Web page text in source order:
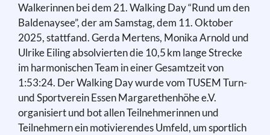
Walkerinnen bei dem 21. Walking Day “Rund um den
Baldenaysee”, der am Samstag, dem 11. Oktober
2025, stattfand. Gerda Mertens, Monika Arnold und
Ulrike Eiling absolvierten die 10,5 km lange Strecke
im harmonischen Team in einer Gesamtzeit von
1:53:24. Der Walking Day wurde vom TUSEM Turn-
und Sportverein Essen Margarethenhöhe e.V.
organisiert und bot allen Teilnehmerinnen und
Teilnehmern ein motivierendes Umfeld, um sportlich